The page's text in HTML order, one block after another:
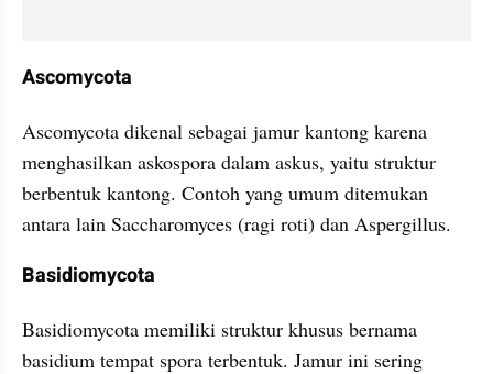
Ascomycota
Ascomycota dikenal sebagai jamur kantong karena
menghasilkan askospora dalam askus, yaitu struktur
berbentuk kantong. Contoh yang umum ditemukan
antara lain Saccharomyces (ragi roti) dan Aspergillus.
Basidiomycota
Basidiomycota memiliki struktur khusus bernama
basidium tempat spora terbentuk. Jamur ini sering